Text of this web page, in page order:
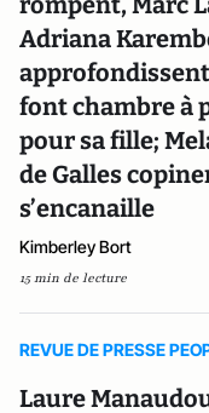
Adriana
font chambre à
pour sa fille;
de Galles
s’encanaille
Kimberley Bort
15 min de lecture
REVUE DE PRESSE
Laure